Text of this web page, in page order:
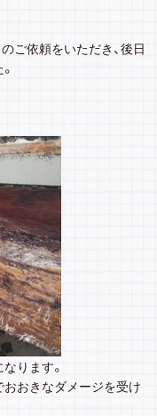
ご依頼をいただき、後日
ります。
おきなダメージを受け